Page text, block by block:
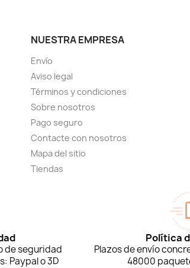
NUESTRA EMPRESA
Envío
Aviso legal
Términos y condiciones
Sobre nosotros
Pago seguro
Contacte con nosotros
Mapa del sitio
Tiendas
de seguridad
Paypal o 3D
Política
Plazos de envío
48000